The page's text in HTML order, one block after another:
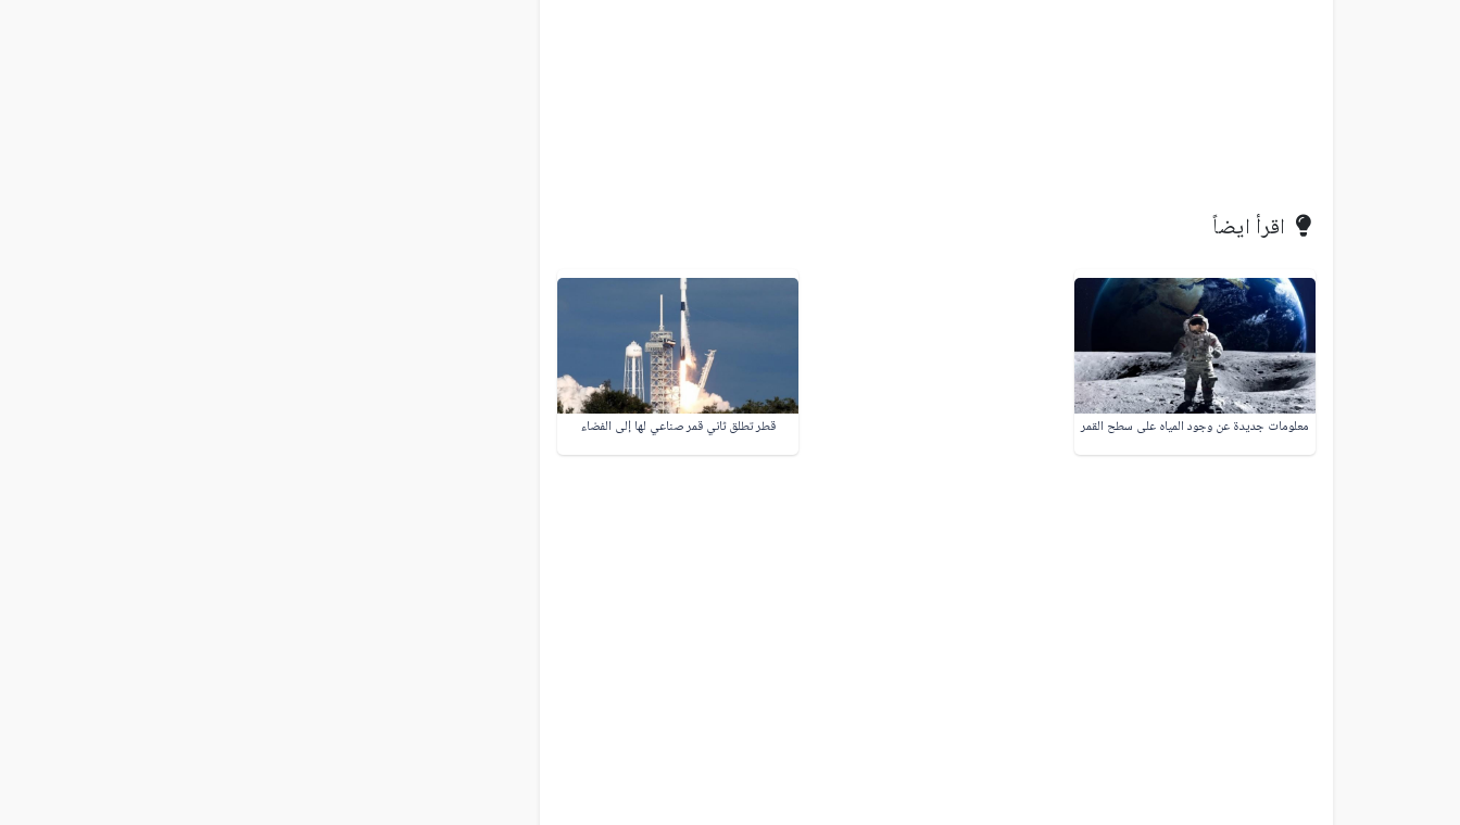
اقرأ ايضاً
معلومات جديدة عن وجود المياه على سطح القمر قطر تطلق ثاني قمر صناعي لها إلى الفضاء